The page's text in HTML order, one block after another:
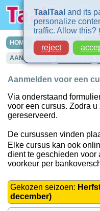
HOME CURSUSSEN IN-
AANMELDEN
Aanmelden voor een
Via onderstaand
voor een cursus. Zodra
gereserveerd.
De cursussen vinden
Elke cursus kan ook
dient te geschieden voor
voorkeur per
Gekozen seizoen:
december)
TaalTaal and its
personalize
traffic. Allow this?
reject